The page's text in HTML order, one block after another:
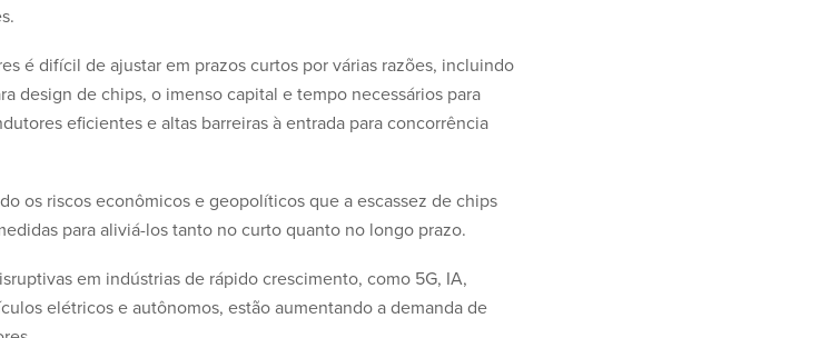
é difícil de ajustar em prazos curtos por várias razões, incluindo
design de chips, o imenso capital e tempo necessários para
eficientes e altas barreiras à entrada para concorrência
os riscos econômicos e geopolíticos que a escassez de chips
para aliviá-los tanto no curto quanto no longo prazo.
em indústrias de rápido crescimento, como 5G, IA,
elétricos e autônomos, estão aumentando a demanda de